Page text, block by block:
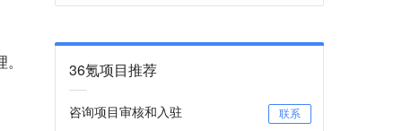
。 36氪项目推荐
咨询项目审核和入驻 联系